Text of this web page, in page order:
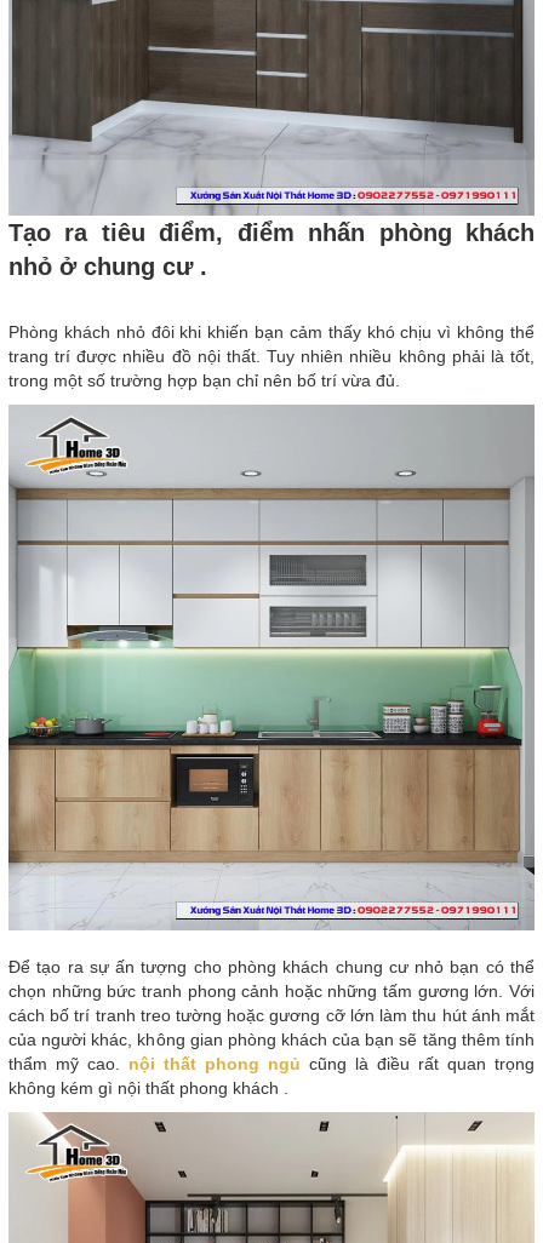
Tạo ra tiêu điểm, điểm nhấn phòng khách
nhỏ ở chung cư .
Phòng khách nhỏ đôi khi khiến bạn cảm thấy khó chịu vì không thể
trang trí được nhiều đồ nội thất. Tuy nhiên nhiều không phải là tốt,
trong một số trường hợp bạn chỉ nên bố trí vừa đủ.
Để tạo ra sự ấn tượng cho phòng khách chung cư nhỏ bạn có thể
chọn những bức tranh phong cảnh hoặc những tấm gương lớn. Với
cách bố trí tranh treo tường hoặc gương cỡ lớn làm thu hút ánh mắt
của người khác, không gian phòng khách của bạn sẽ tăng thêm tính
thẩm mỹ cao. nội thất phong ngủ cũng là điều rất quan trọng
không kém gì nội thất phong khách .